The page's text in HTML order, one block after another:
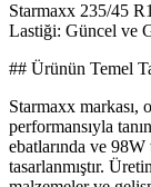
Starmaxx 235/45
Lastiği: Güncel ve
## Ürünün Temel
Starmaxx
performansıyla
ebatlarında ve
tasarlanmıştır.